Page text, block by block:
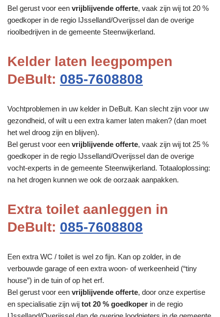
Bel gerust voor een vrijblijvende offerte, vaak zijn wij tot 20 %
goedkoper in de regio IJsselland/Overijssel dan de overige
rioolbedrijven in de gemeente Steenwijkerland.
Kelder laten leegpompen
DeBult: 085-7608808
Vochtproblemen in uw kelder in DeBult. Kan slecht zijn voor uw
gezondheid, of wilt u een extra kamer laten maken? (dan moet
het wel droog zijn en blijven).
Bel gerust voor een vrijblijvende offerte, vaak zijn wij tot 25 %
goedkoper in de regio IJsselland/Overijssel dan de overige
vocht-experts in de gemeente Steenwijkerland. Totaaloplossing:
na het drogen kunnen we ook de oorzaak aanpakken.
Extra toilet aanleggen in
DeBult: 085-7608808
Een extra WC / toilet is wel zo fijn. Kan op zolder, in de
verbouwde garage of een extra woon- of werkeenheid (“tiny
house”) in de tuin of op het erf.
Bel gerust voor een vrijblijvende offerte, door onze expertise
en specialisatie zijn wij tot 20 % goedkoper in de regio